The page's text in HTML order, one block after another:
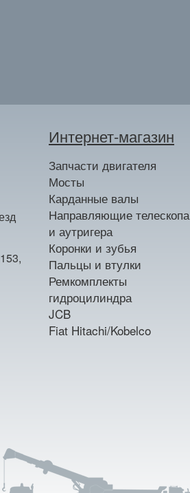
Интернет-магазин
Запчасти двигателя
Мосты
Карданные валы
Направляющие телескопа
и аутригера
Коронки и зубья
Пальцы и втулки
Ремкомплекты
гидроцилиндра
JCB
Fiat Hitachi/Kobelco